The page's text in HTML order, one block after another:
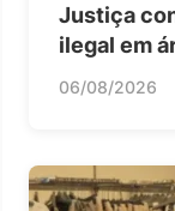
Justiça
ilegal em
06/08/2026